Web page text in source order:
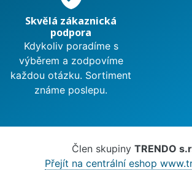
Skvělá zákaznická
podpora
Kdykoliv poradíme s
výběrem a zodpovíme
každou otázku. Sortiment
známe poslepu.
Člen skupiny TRENDO
Přejít na centrální eshop